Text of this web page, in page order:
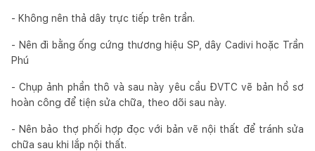
- Không nên thả dây trực tiếp trên trần.
- Nên đi bằng ống cứng thương hiệu SP, dây Cadivi hoặc Trần
Phú
- Chụp ảnh phần thô và sau này yêu cầu ĐVTC vẽ bản hồ sơ
hoàn công để tiện sửa chữa, theo dõi sau này.
- Nên bảo thợ phối hợp đọc với bản vẽ nội thất để tránh sửa
chữa sau khi lắp nội thất.